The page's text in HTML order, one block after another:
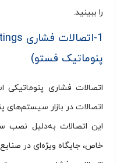
را ببینید.
پنوماتیک فستو)
اتصالات فشاری پنوماتیکی
اتصالات در بازار سیستم‌های
این اتصالات به‌دلیل نصب
خاص، جایگاه ویژه‌ای در